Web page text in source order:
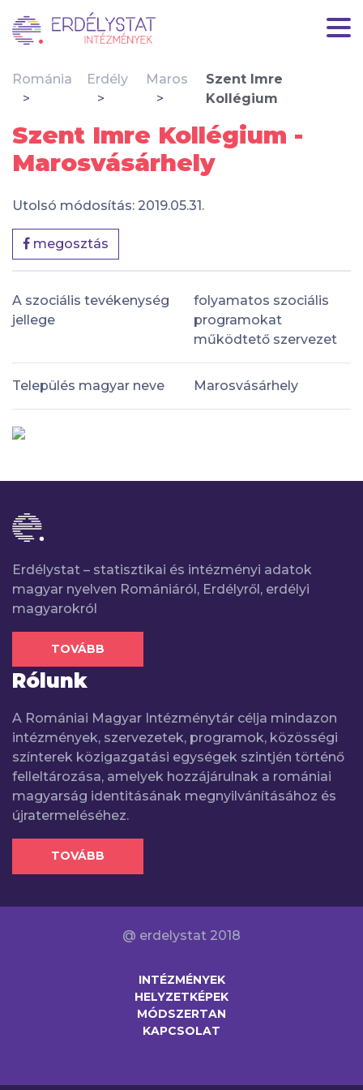
Románia Erdély Maros
Szent Imre
Kollégium
Szent Imre Kollégium -
Marosvásárhely
Utolsó módosítás: 2019.05.31.
megosztás
A szociális tevékenység
jellege
folyamatos szociális
programokat
működtető szervezet
Település magyar neve Marosvásárhely
Erdélystat – statisztikai és intézményi adatok
magyar nyelven Romániáról, Erdélyről, erdélyi
magyarokról
TOVÁBB
Rólunk
A Romániai Magyar Intézménytár célja mindazon
intézmények, szervezetek, programok, közösségi
színterek közigazgatási egységek szintjén történő
felleltározása, amelyek hozzájárulnak a romániai
magyarság identitásának megnyilvánításához és
újratermeléséhez.
TOVÁBB
@ erdelystat 2018
INTÉZMÉNYEK
HELYZETKÉPEK
MÓDSZERTAN
KAPCSOLAT